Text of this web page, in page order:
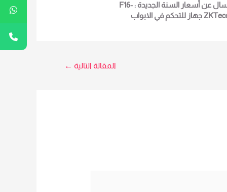
أسال عن أسعار السنة الجديدة : F16-
ZKTeco جهاز للتحكم في الابواب
المقالة التالية ←